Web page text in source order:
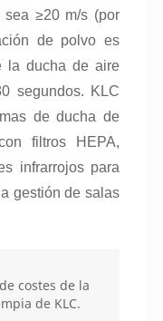
≥20 m/s (por
de polvo es
la ducha de aire
segundos. KLC
de ducha de
filtros HEPA,
infrarrojos para
gestión de salas
costes de la
de KLC.